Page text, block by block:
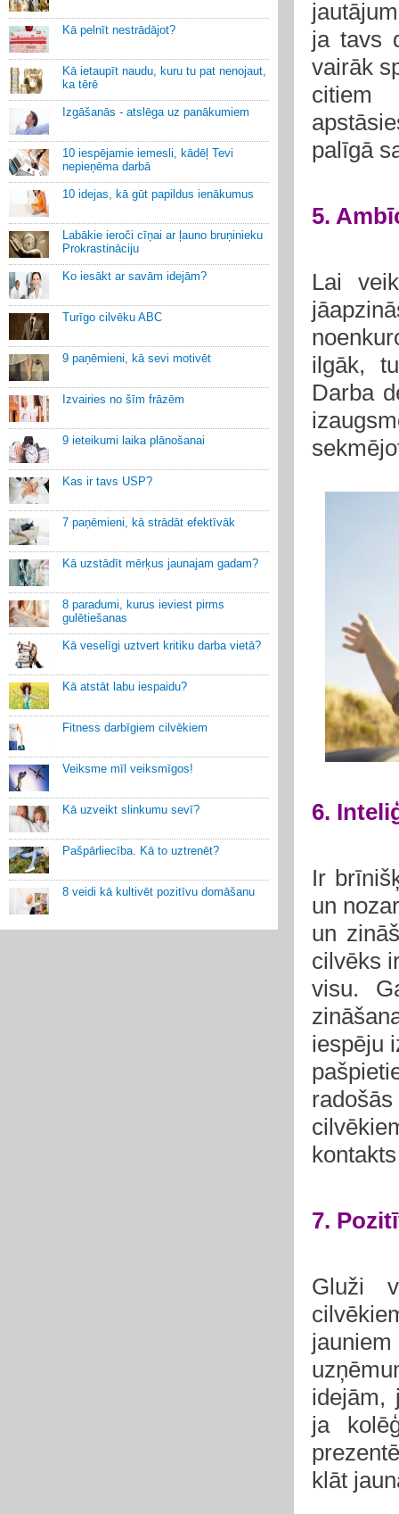
Kā pelnīt nestrādājot?
Kā ietaupīt naudu, kuru tu pat nenojaut,
ka tērē
Izgāšanās - atslēga uz panākumiem
10 iespējamie iemesli, kādēļ Tevi
nepieņēma darbā
10 idejas, kā gūt papildus ienākumus
Labākie ieroči cīņai ar ļauno bruņinieku
Prokrastināciju
Ko iesākt ar savām idejām?
Turīgo cilvēku ABC
9 paņēmieni, kā sevi motivēt
Izvairies no šīm frāzēm
9 ieteikumi laika plānošanai
Kas ir tavs USP?
7 paņēmieni, kā strādāt efektīvāk
Kā uzstādīt mērķus jaunajam gadam?
8 paradumi, kurus ieviest pirms
gulētiešanas
Kā veselīgi uztvert kritiku darba vietā?
Kā atstāt labu iespaidu?
Fitness darbīgiem cilvēkiem
Veiksme mīl veiksmīgos!
Kā uzveikt slinkumu sevī?
Pašpārliecība. Kā to uztrenēt?
8 veidi kā kultivēt pozitīvu domāšanu
ja tavs
vairāk
citiem
palīgā
5.
Lai
ilgāk,
Darba
6.
Ir
un
un
cilvēks
visu.
iespēju
7.
Gluži
idejām,
ja
klāt